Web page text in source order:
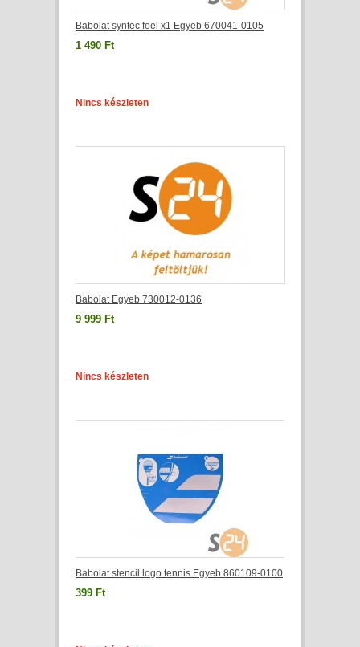
Babolat syntec feel x1 Egyeb 670041-0105
1 490 Ft
Nincs készleten
Babolat Egyeb 730012-0136
9 999 Ft
Nincs készleten
Babolat stencil logo tennis Egyeb 860109-0100
399 Ft